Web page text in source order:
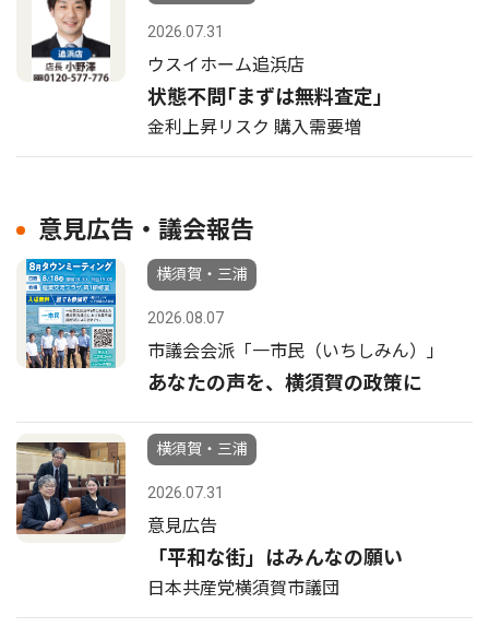
2026.07.31
ウスイホーム追浜店
状態不問｢まずは無料査定｣
金利上昇リスク 購入需要増
意見広告・議会報告
横須賀・三浦
2026.08.07
市議会会派「一市民（いちしみん）」
あなたの声を、横須賀の政策に
横須賀・三浦
2026.07.31
意見広告
「平和な街」はみんなの願い
日本共産党横須賀市議団